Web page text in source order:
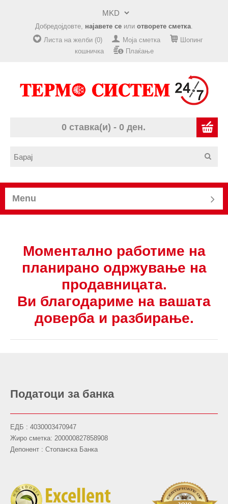
Добредојдовте, најавете се или отворете сметка.
Листа на желби (0)
Моја сметка
Шопинг
кошничка
Плаќање
0 ставка(и) - 0 ден.
Menu
Моментално работиме на
планирано одржување на
продавницата.
Ви благодариме на вашата
доверба и разбирање.
Податоци за банка
ЕДБ : 4030003470947
Жиро сметка: 200000827858908
Депонент : Стопанска Банка